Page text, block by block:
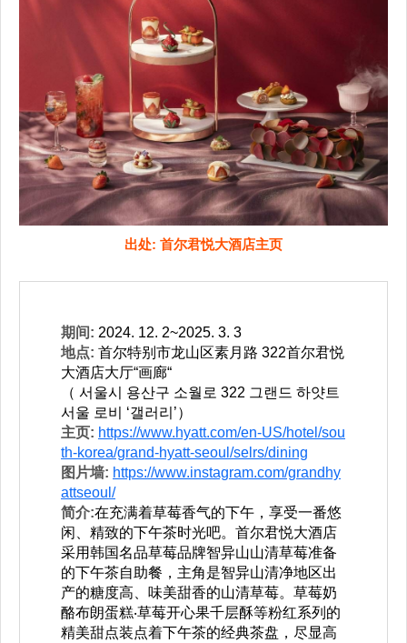
出处: 首尔君悦大酒店主页
期间: 2024. 12. 2~2025. 3. 3
地点: 首尔特别市龙山区素月路 322首尔君悦
大酒店大厅“画廊“
（ 서울시 용산구 소월로 322 그랜드 하얏트
서울 로비 ‘갤러리’）
主页: https://www.hyatt.com/en-US/hotel/sou
th-korea/grand-hyatt-seoul/selrs/dining
图片墙: https://www.instagram.com/grandhy
attseoul/
简介:在充满着草莓香气的下午，享受一番悠
闲、精致的下午茶时光吧。首尔君悦大酒店
采用韩国名品草莓品牌智异山山清草莓准备
的下午茶自助餐，主角是智异山清净地区出
产的糖度高、味美甜香的山清草莓。草莓奶
酪布朗蛋糕‧草莓开心果千层酥等粉红系列的
精美甜点装点着下午茶的经典茶盘，尽显高